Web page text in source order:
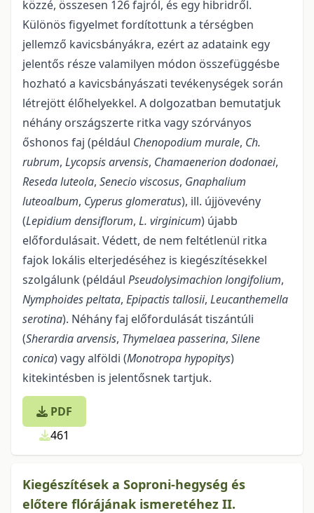
közzé, összesen 126 fajról, és egy hibridről.
Különös figyelmet fordítottunk a térségben
jellemző kavicsbányákra, ezért az adataink egy
jelentős része valamilyen módon összefüggésbe
hozható a kavicsbányászati tevékenységek során
létrejött élőhelyekkel. A dolgozatban bemutatjuk
néhány országszerte ritka vagy szórványos
őshonos faj (például Chenopodium murale, Ch.
rubrum, Lycopsis arvensis, Chamaenerion dodonaei,
Reseda luteola, Senecio viscosus, Gnaphalium
luteoalbum, Cyperus glomeratus), ill. újjövevény
(Lepidium densiflorum, L. virginicum) újabb
előfordulásait. Védett, de nem feltétlenül ritka
fajok lokális elterjedéséhez is kiegészítésekkel
szolgálunk (például Pseudolysimachion longifolium,
Nymphoides peltata, Epipactis tallosii, Leucanthemella
serotina). Néhány faj előfordulását tiszántúli
(Sherardia arvensis, Thymelaea passerina, Silene
conica) vagy alföldi (Monotropa hypopitys)
kitekintésben is jelentősnek tartjuk.
PDF
461
Kiegészítések a Soproni-hegység és
előtere flórájának ismeretéhez II.